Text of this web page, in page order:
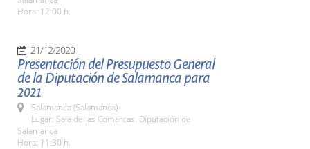
Hora: 12:00 h.
21/12/2020
Presentación del Presupuesto General
de la Diputación de Salamanca para
2021
Salamanca (Salamanca)
Lugar: Sala de las Comarcas. Diputación de
Salamanca
Hora: 11:30 h.